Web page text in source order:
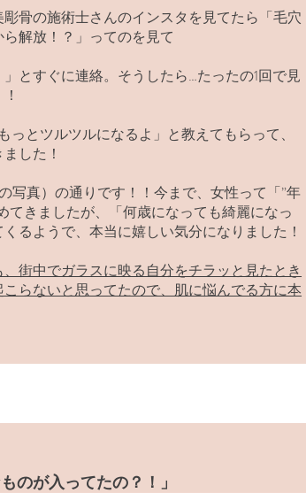
骨の施術士さんのインスタを見てたら「毛穴
解放！？」ってのを見て
とすぐに連絡。そうしたら…たったの1回で見
っとツルツルになるよ」と教えてもらって、
した！
写真）の通りです！！今まで、女性って「”年
てきましたが、「何歳になっても綺麗になっ
るようで、本当に嬉しい気分になりました！
街中でガラスに映る自分をチラッと見たとき
らないと思ってたので、肌に悩んでる方に本
のが入ってたの？！」